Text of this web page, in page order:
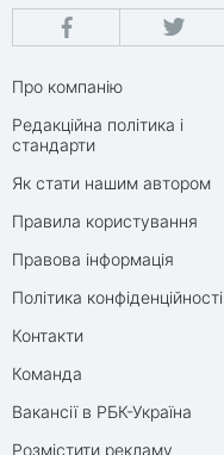
Про компанію
Редакційна політика і
стандарти
Як стати нашим автором
Правила користування
Правова інформація
Політика конфіденційності
Контакти
Команда
Вакансії в РБК-Україна
Розмістити рекламу